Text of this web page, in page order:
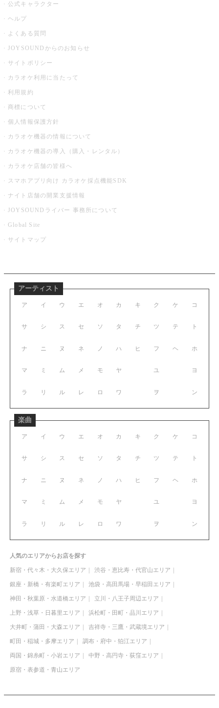
公式キャラクター
ヘルプ
よくある質問
JOYSOUNDからのお知らせ
サイトポリシー
カラオケ利用に当たって
利用規約
商標について
個人情報保護方針
カラオケ機器の情報について
カラオケ機器の導入（購入・レンタル）
カラオケ店舗の皆様へ
スマホアプリ向け カラオケ採点機能SDK
ナイト店舗の開業支援情報
JOYSOUNDライバー 事務所について
Global Site
サイトマップ
アーティスト
ア イ ウ エ オ
サ シ ス セ ソ
ナ ニ ヌ ネ ノ
マ ミ ム メ モ
ラ リ ル レ ロ
カ キ ク ケ コ
タ チ ツ テ ト
ハ ヒ フ ヘ ホ
ヤ ユ ヨ
ワ ヲ ン
楽曲
ア イ ウ エ オ
サ シ ス セ ソ
ナ ニ ヌ ネ ノ
マ ミ ム メ モ
ラ リ ル レ ロ
カ キ ク ケ コ
タ チ ツ テ ト
ハ ヒ フ ヘ ホ
ヤ ユ ヨ
ワ ヲ ン
人気のエリアからお店を探す
新宿・代々木・大久保エリア 渋谷・恵比寿・代官山エリア
銀座・新橋・有楽町エリア 池袋・高田馬場・早稲田エリア
神田・秋葉原・水道橋エリア 立川・八王子周辺エリア
上野・浅草・日暮里エリア 浜松町・田町・品川エリア
大井町・蒲田・大森エリア 吉祥寺・三鷹・武蔵境エリア
町田・稲城・多摩エリア 調布・府中・狛江エリア
両国・錦糸町・小岩エリア 中野・高円寺・荻窪エリア
原宿・表参道・青山エリア